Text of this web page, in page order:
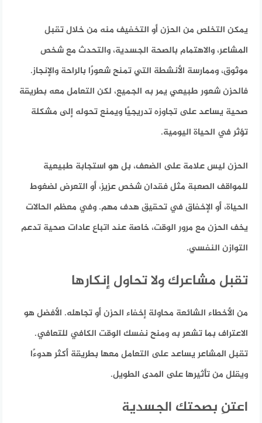
يمكن التخلص من الحزن أو التخفيف منه من خلال تقبل
المشاعر، والاهتمام بالصحة الجسدية، والتحدث مع شخص
موثوق، وممارسة الأنشطة التي تمنح شعورًا بالراحة والإنجاز.
فالحزن شعور طبيعي يمر به الجميع، لكن التعامل معه بطريقة
صحية يساعد على تجاوزه تدريجيًا ويمنع تحوله إلى مشكلة
تؤثر في الحياة اليومية.
الحزن ليس علامة على الضعف، بل هو استجابة طبيعية
للمواقف الصعبة مثل فقدان شخص عزيز، أو التعرض لضغوط
الحياة، أو الإخفاق في تحقيق هدف مهم. وفي معظم الحالات
يخف الحزن مع مرور الوقت، خاصة عند اتباع عادات صحية تدعم
التوازن النفسي.
تقبل مشاعرك ولا تحاول إنكارها
من الأخطاء الشائعة محاولة إخفاء الحزن أو تجاهله. الأفضل هو
الاعتراف بما تشعر به ومنح نفسك الوقت الكافي للتعافي.
تقبل المشاعر يساعد على التعامل معها بطريقة أكثر هدوءًا
ويقلل من تأثيرها على المدى الطويل.
اعتنِ بصحتك الجسدية